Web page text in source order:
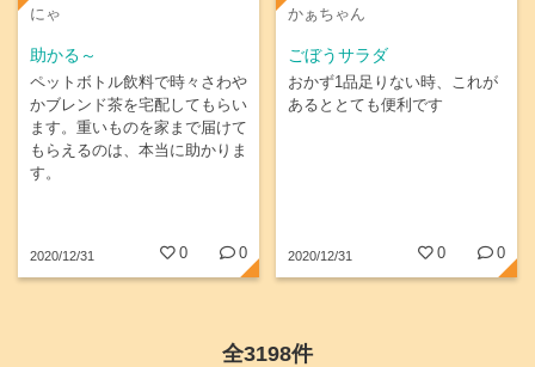
にゃ
助かる～
ペットボトル飲料で時々さわや
かブレンド茶を宅配してもらい
ます。重いものを家まで届けて
もらえるのは、本当に助かりま
す。
2020/12/31 0 0
かぁちゃん
ごぼうサラダ
おかず1品足りない時、これが
あるととても便利です
2020/12/31 0 0
全3198件